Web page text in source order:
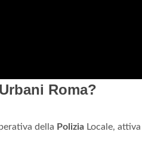
Roma?
della Polizia Locale,